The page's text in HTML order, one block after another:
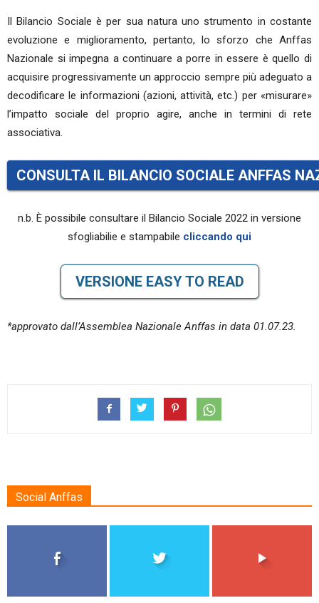
Il Bilancio Sociale è per sua natura uno strumento in costante
evoluzione e miglioramento, pertanto, lo sforzo che Anffas
Nazionale si impegna a continuare a porre in essere è quello di
acquisire progressivamente un approccio sempre più adeguato a
decodificare le informazioni (azioni, attività, etc.) per «misurare»
l’impatto sociale del proprio agire, anche in termini di rete
associativa.
CONSULTA IL BILANCIO SOCIALE ANFFAS
n.b. È possibile consultare il Bilancio Sociale 2022 in versione
sfogliabilie e stampabile cliccando qui
VERSIONE EASY TO READ
*approvato dall’Assemblea Nazionale Anffas in data 01.07.23.
Social Anffas